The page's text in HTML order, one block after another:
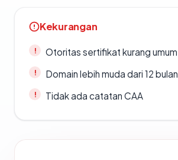
Kekurangan
Otoritas sertifikat kurang umum
Domain lebih muda dari 12 bulan
Tidak ada catatan CAA